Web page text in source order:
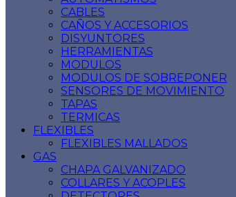
CABLES
CAÑOS Y ACCESORIOS
DISYUNTORES
HERRAMIENTAS
MODULOS
MODULOS DE SOBREPONER
SENSORES DE MOVIMIENTO
TAPAS
TERMICAS
FLEXIBLES
FLEXIBLES MALLADOS
GAS
CHAPA GALVANIZADO
COLLARES Y ACOPLES